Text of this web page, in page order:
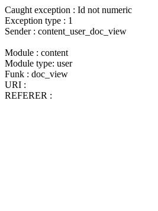
Caught exception : Id not numeric
Exception type : 1
Sender : content_user_doc_view
Module : content
Module type: user
Funk : doc_view
URI :
REFERER :